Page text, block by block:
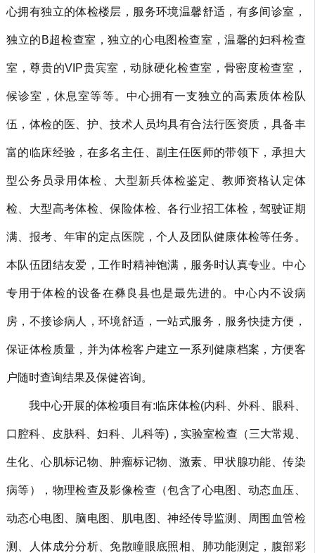
心拥有独立的体检楼层，服务环境温馨舒适，有多间诊室，
独立的B超检查室，独立的心电图检查室，温馨的妇科检查
室，尊贵的VIP贵宾室，动脉硬化检查室，骨密度检查室，
候诊室，休息室等等。中心拥有一支独立的高素质体检队
伍，体检的医、护、技术人员均具有合法行医资质，具备丰
富的临床经验，在多名主任、副主任医师的带领下，承担大
型公务员录用体检、大型新兵体检鉴定、教师资格认定体
检、大型高考体检、保险体检、各行业招工体检，驾驶证期
满、报考、年审的定点医院，个人及团队健康体检等任务。
本队伍团结友爱，工作时精神饱满，服务时认真专业。中心
专用于体检的设备在彝良县也是最先进的。中心内不设病
房，不接诊病人，环境舒适，一站式服务，服务快捷方便，
保证体检质量，并为体检客户建立一系列健康档案，方便客
户随时查询结果及保健咨询。
我中心开展的体检项目有:临床体检(内科、外科、眼科、
口腔科、皮肤科、妇科、儿科等)，实验室检查（三大常规、
生化、心肌标记物、肿瘤标记物、激素、甲状腺功能、传染
病等），物理检查及影像检查（包含了心电图、动态血压、
动态心电图、脑电图、肌电图、神经传导监测、周围血管检
测、人体成分分析、免散瞳眼底照相、肺功能测定，腹部彩